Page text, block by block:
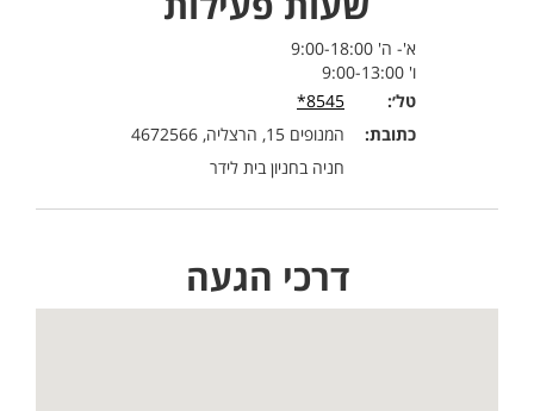
א'- ה' 9:00-18:00
ו' 9:00-13:00
טל׳:
8545*
כתובת:
המנופים 15, הרצליה, 4672566
חניה בחניון בית לידר
דרכי הגעה